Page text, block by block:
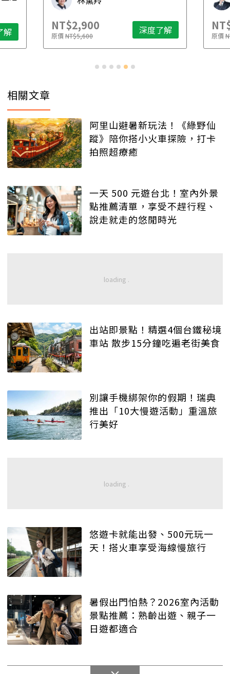
解 NT$2,500
原價NT$4,888 深度了解 原價
相關文章
阿里山避暑新玩法！《綠野仙
蹤》陪你搭小火車探險，打卡
拍照超療癒
一天 500 元遊台北！室內外景
點推薦清單，享受不趕行程、
說走就走的悠閒時光
出站即景點！精選4個台鐵秘境
車站 散步15分鐘吃遍老街美食
別讓手機綁架你的假期！瑞典
推出「10大慢遊活動」重溫旅
行美好
悠遊卡就能出發、500元玩一
天！搭火車享受海線慢旅行
暑假出門怕熱？2026室內活動
景點推薦：熟齡出遊、親子一
日遊都適合